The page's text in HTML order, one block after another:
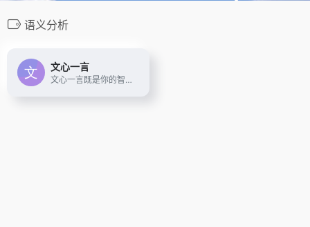
语义分析
文心一言
文心一言既是你的智能伙伴，可以陪你聊天、回答问题、画图识图；也是你的AI助手，可以提供灵感、撰写文案、阅读文档、智能翻译，帮你高效完成工作和学习任务。